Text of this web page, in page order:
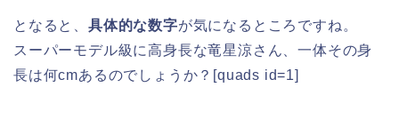
となると、 具体的な数字が気になるところですね。
スーパーモデル級に高身長な竜星涼さん、一体その身
長は何cmあるのでしょうか？[quads id=1]